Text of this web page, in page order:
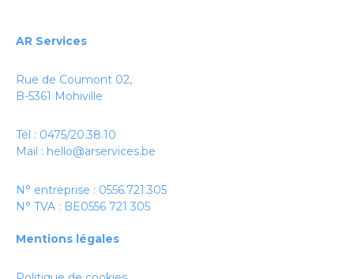
AR Services
Rue de Coumont 02,
B-5361 Mohiville
Tél : 0475/20.38.10
Mail : hello@arservices.be
N° entreprise : 0556.721.305
N° TVA : BE0556 721 305
Mentions légales